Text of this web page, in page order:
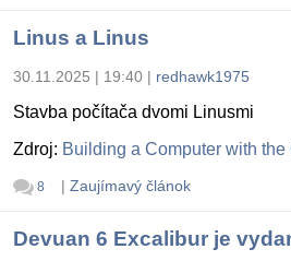
Linus a Linus
30.11.2025 | 19:40 | redhawk1975
Stavba počítača dvomi Linusmi
Zdroj: Building a Computer with
8 | Zaujímavý článok
Devuan 6 Excalibur je